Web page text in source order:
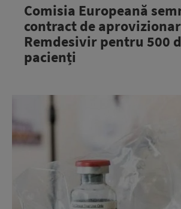
Comisia Europeană
contract de
Remdesivir pentru 500
pacienți